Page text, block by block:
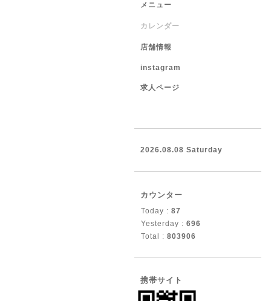
メニュー
カレンダー
店舗情報
instagram
求人ページ
2026.08.08 Saturday
カウンター
Today : 87
Yesterday : 696
Total : 803906
携帯サイト